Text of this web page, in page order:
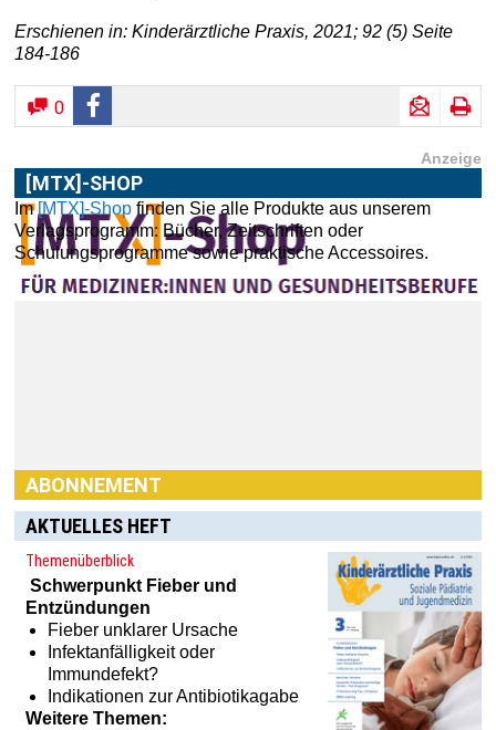
Erschienen in: Kinderärztliche Praxis, 2021; 92 (5) Seite
184-186
0
Anzeige
[MTX]-SHOP
Im [MTX]-Shop finden Sie alle Produkte aus unserem
Verlagsprogramm: Bücher, Zeitschriften oder
Schulungsprogramme sowie praktische Accessoires.
ABONNEMENT
Haben Sie Interesse an einem Abonnement? Dann klicken
Sie einfach hier:[MTX]-Shop
AKTUELLES HEFT
Themenüberblick
Schwerpunkt Fieber und
Entzündungen
Fieber unklarer Ursache
Infektanfälligkeit oder
Immundefekt?
Indikationen zur Antibiotikagabe
Weitere Themen: